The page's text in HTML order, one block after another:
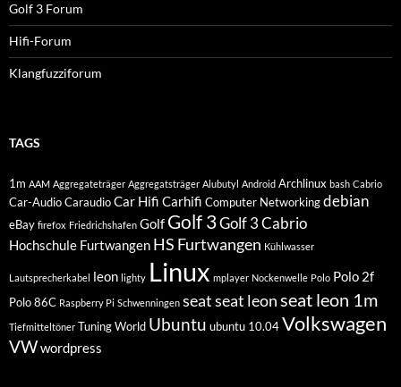
Golf 3 Forum
Hifi-Forum
Klangfuzziforum
TAGS
1m AAM Aggregateträger Aggregatsträger Alubutyl Android Archlinux bash Cabrio
Car-AudioCaraudioCar Hifi Carhifi Computer Networkingdebian
eBay firefox Friedrichshafen Golf Golf 3Golf 3 Cabrio
Hochschule Furtwangen HS Furtwangen Kühlwasser
Lautsprecherkabel leon lighty Linux mplayer Nockenwelle Polo Polo 2f
Polo 86C Raspberry Pi Schwenningen seatseat leonseat leon 1m
Tiefmitteltöner Tuning World Ubuntu ubuntu 10.04Volkswagen
VWwordpress